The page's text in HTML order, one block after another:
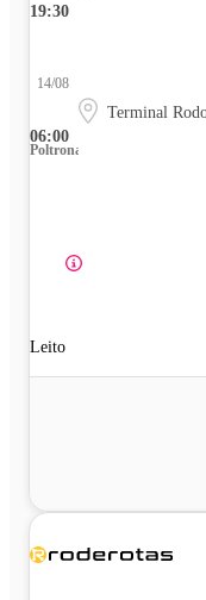
19:30
06:00
14/08
Terminal
Poltrona
Leito